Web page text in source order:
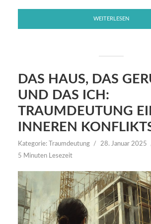
WEITERLESEN
DAS HAUS, DAS
UND DAS ICH:
TRAUMDEUTUNG
INNEREN
Kategorie: Traumdeutung
28. Januar 2025
5 Minuten Lesezeit